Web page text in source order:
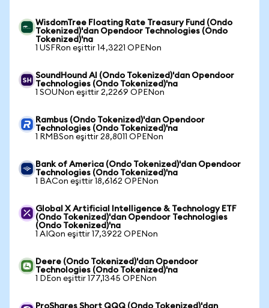
WisdomTree Floating Rate Treasury Fund (Ondo
Tokenized)'dan Opendoor Technologies (Ondo
Tokenized)'na
1 USFRon eşittir 14,3221 OPENon
SoundHound AI (Ondo Tokenized)'dan Opendoor
Technologies (Ondo Tokenized)'na
1 SOUNon eşittir 2,2269 OPENon
Rambus (Ondo Tokenized)'dan Opendoor
Technologies (Ondo Tokenized)'na
1 RMBSon eşittir 28,8011 OPENon
Bank of America (Ondo Tokenized)'dan Opendoor
Technologies (Ondo Tokenized)'na
1 BACon eşittir 18,6162 OPENon
Global X Artificial Intelligence & Technology ETF
(Ondo Tokenized)'dan Opendoor Technologies
(Ondo Tokenized)'na
1 AIQon eşittir 17,3922 OPENon
Deere (Ondo Tokenized)'dan Opendoor
Technologies (Ondo Tokenized)'na
1 DEon eşittir 177,1345 OPENon
ProShares Short QQQ (Ondo Tokenized)'dan